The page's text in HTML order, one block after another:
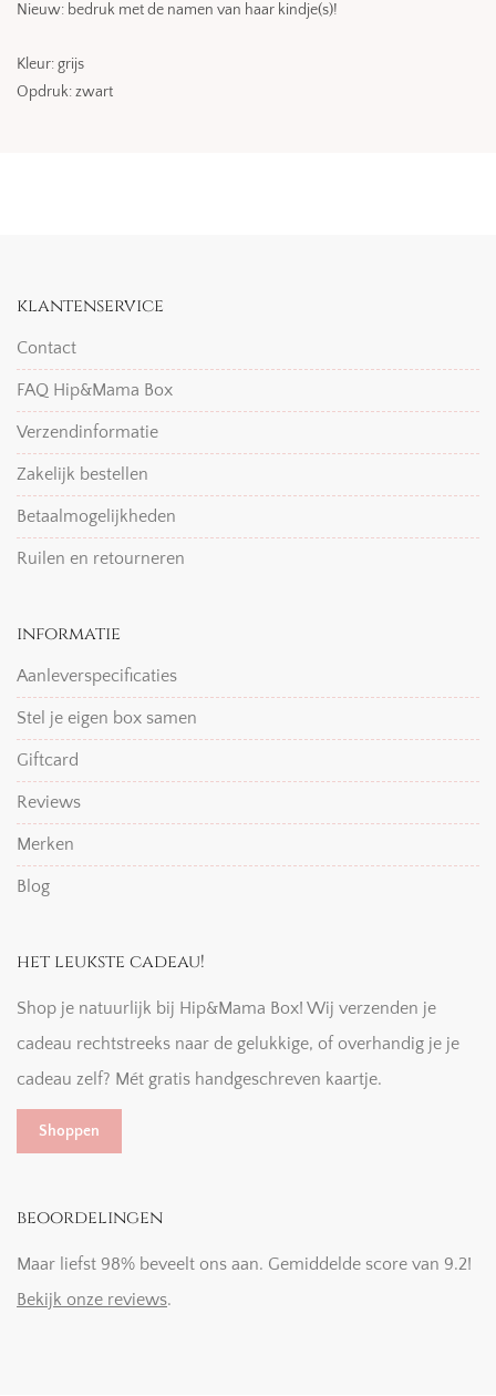
Nieuw: bedruk met de namen van haar kindje(s)!
Kleur: grijs
Opdruk: zwart
klantenservice
Contact
FAQ Hip&Mama Box
Verzendinformatie
Zakelijk bestellen
Betaalmogelijkheden
Ruilen en retourneren
informatie
Aanleverspecificaties
Stel je eigen box samen
Giftcard
Reviews
Merken
Blog
het leukste cadeau!
Shop je natuurlijk bij Hip&Mama Box! Wij verzenden je
cadeau rechtstreeks naar de gelukkige, of overhandig je je
cadeau zelf? Mét gratis handgeschreven kaartje.
Shoppen
beoordelingen
Maar liefst 98% beveelt ons aan. Gemiddelde score van 9.2!
Bekijk onze reviews.